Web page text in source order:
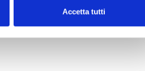
Accetta tutti